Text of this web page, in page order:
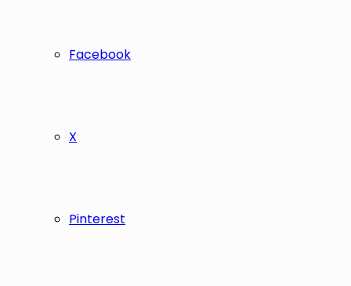
Facebook
X
Pinterest